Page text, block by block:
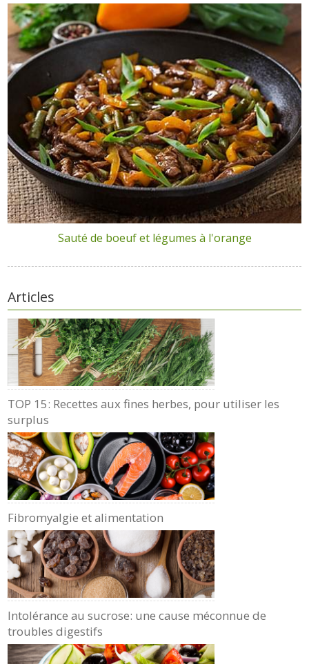
Sauté de boeuf et légumes à l'orange
Articles
TOP 15: Recettes aux fines herbes, pour utiliser les
surplus
Fibromyalgie et alimentation
Intolérance au sucrose: une cause méconnue de
troubles digestifs